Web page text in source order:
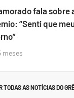
fala sobre
“Senti que
meses
TODAS AS NOTÍCIAS DO